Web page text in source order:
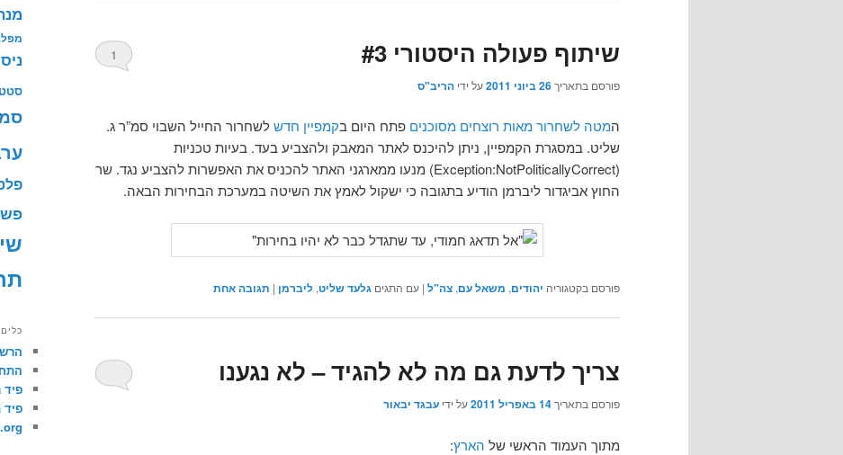
שיתוף פעולה היסטורי #3
פורסם בתאריך26 ביוני 2011 על ידי הריב"ס
1
המטה לשחרור מאות רוצחים מסוכנים פתח היום בקמפיין חדשלשחרור החייל השבוי סמ”ר ג.
שליט. במסגרת הקמפיין, ניתן להיכנס לאתר המאבק ולהצביע בעד. בעיות טכניות
(Exception:NotPoliticallyCorrect) מנעו ממארגני האתר להכניס את האפשרות להצביע נגד. שר
החוץ אביגדור ליברמן הודיע בתגובה כי ישקול לאמץ את השיטה במערכת הבחירות הבאה.
פורסם בקטגוריה יהודים, משאל עם, צה"ל | עם התגים גלעד שליט, ליברמן | תגובהאחת
צריך לדעת גם מה לא להגיד – לא נגענו
פורסם בתאריך14 באפריל 2011 על ידי עבגד יבאור
מתוך העמוד הראשי של הארץ:
כלים
פיד
פיד